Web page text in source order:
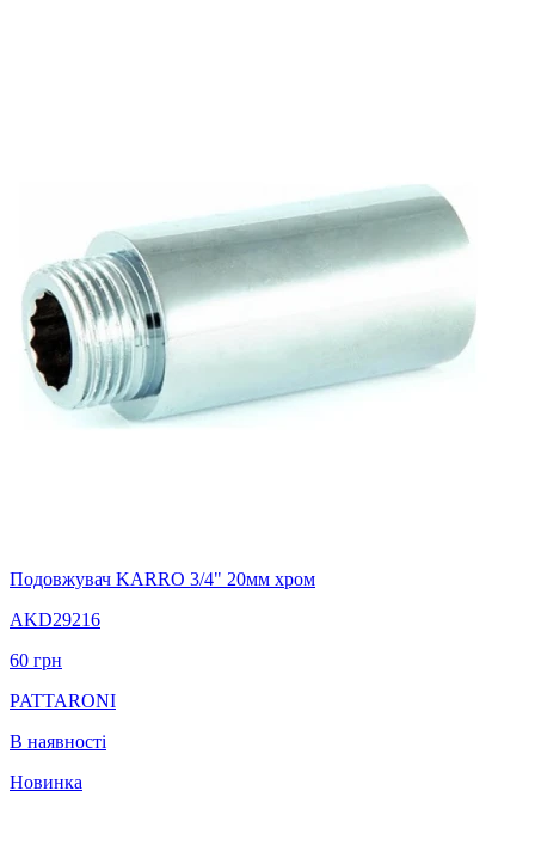
Подовжувач KARRO 3/4" 20мм хром
AKD29216
60 грн
PATTARONI
В наявності
Новинка